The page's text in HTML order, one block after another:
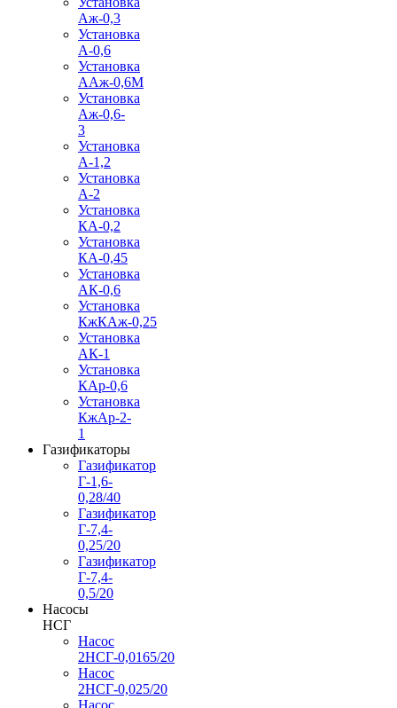
Аж-0,3
Установка
А-0,6
Установка
ААж-0,6М
Установка
Аж-0,6-
3
Установка
А-1,2
Установка
А-2
Установка
КА-0,2
Установка
КА-0,45
Установка
АК-0,6
Установка
КжКАж-0,25
Установка
АК-1
Установка
КАр-0,6
Установка
КжАр-2-
1
Газификаторы
Газификатор
Г-1,6-
0,28/40
Газификатор
Г-7,4-
0,25/20
Газификатор
Г-7,4-
0,5/20
Насосы
НСГ
Насос
2НСГ-0,0165/20
Насос
2НСГ-0,025/20
Насос